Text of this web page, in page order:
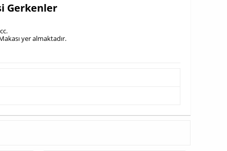
Gerkenler
yer almaktadır.